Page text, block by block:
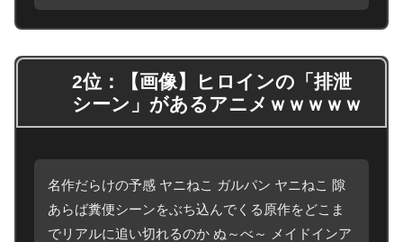
2位：【画像】ヒロインの「排泄
シーン」があるアニメｗｗｗｗｗ
名作だらけの予感 ヤニねこ ガルパン ヤニねこ 隙
あらば糞便シーンをぶち込んでくる原作をどこま
でリアルに追い切れるのか ぬ～べ～ メイドインア